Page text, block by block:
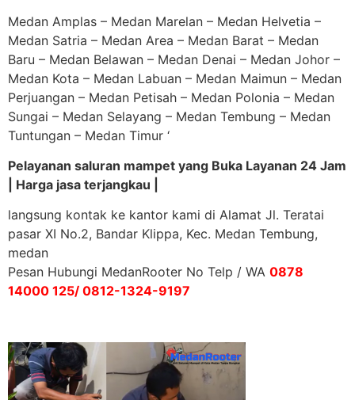
Medan Amplas – Medan Marelan – Medan Helvetia –
Medan Satria – Medan Area – Medan Barat – Medan
Baru – Medan Belawan – Medan Denai – Medan Johor –
Medan Kota – Medan Labuan – Medan Maimun – Medan
Perjuangan – Medan Petisah – Medan Polonia – Medan
Sungai – Medan Selayang – Medan Tembung – Medan
Tuntungan – Medan Timur ‘
Pelayanan saluran mampet yang Buka Layanan 24 Jam
| Harga jasa terjangkau |
langsung kontak ke kantor kami di Alamat Jl. Teratai
pasar XI No.2, Bandar Klippa, Kec. Medan Tembung,
medan
Pesan Hubungi MedanRooter No Telp / WA 0878
14000 125/ 0812-1324-9197